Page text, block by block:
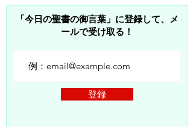
「今日の聖書の御言葉」に登録して、メ
ールで受け取る！
登録